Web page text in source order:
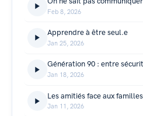
Feb 8, 2026
Apprendre à être seul.e
Jan 25, 2026
Jan 18, 2026
Les amitiés face aux
Jan 11, 2026